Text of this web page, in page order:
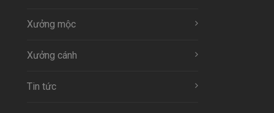
Xưởng mộc
Xưởng cánh
Tin tức